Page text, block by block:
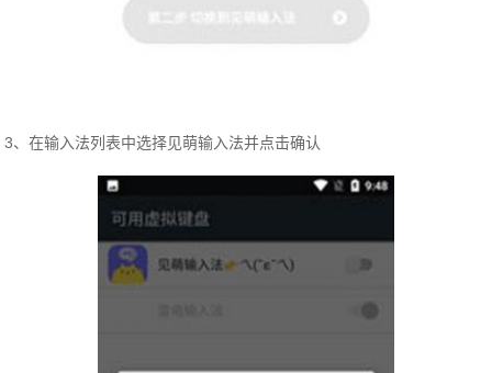
3、在输入法列表中选择见萌输入法并点击确认